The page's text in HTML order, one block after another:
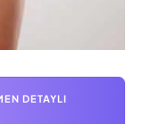
DETAYLI